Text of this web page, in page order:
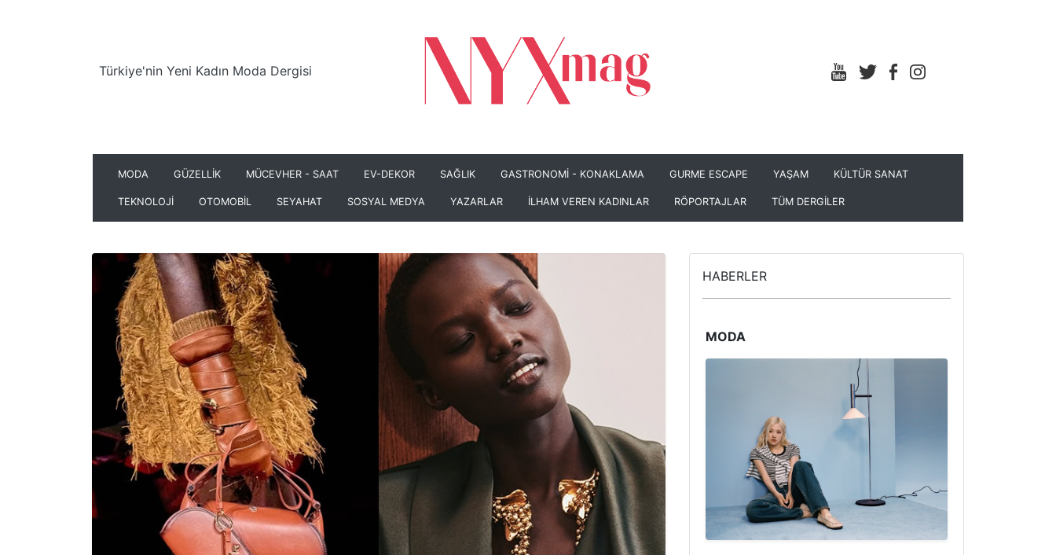
Türkiye'nin Yeni Kadın Moda Dergisi
MODA GÜZELLİK MÜCEVHER - SAAT EV-DEKOR SAĞLIK GASTRONOMİ - KONAKLAMA GURME ESCAPE YAŞAM KÜLTÜR SANAT
TEKNOLOJİ OTOMOBİL SEYAHAT SOSYAL MEDYA YAZARLAR İLHAM VEREN KADINLAR RÖPORTAJLAR TÜM DERGİLER
HABERLER
MODA